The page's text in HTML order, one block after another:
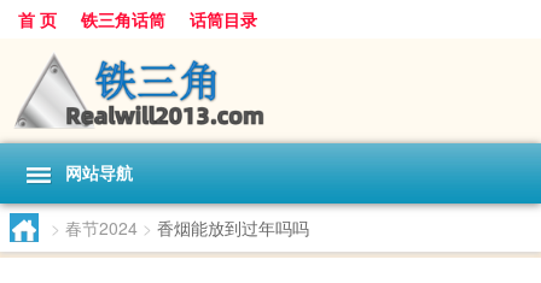
首 页 铁三角话筒 话筒目录
网站导航
> 春节2024 > 香烟能放到过年吗吗